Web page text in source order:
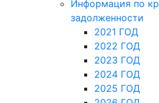
Информация по
задолженности
2021 ГОД
2022 ГОД
2023 ГОД
2024 ГОД
2025 ГОД